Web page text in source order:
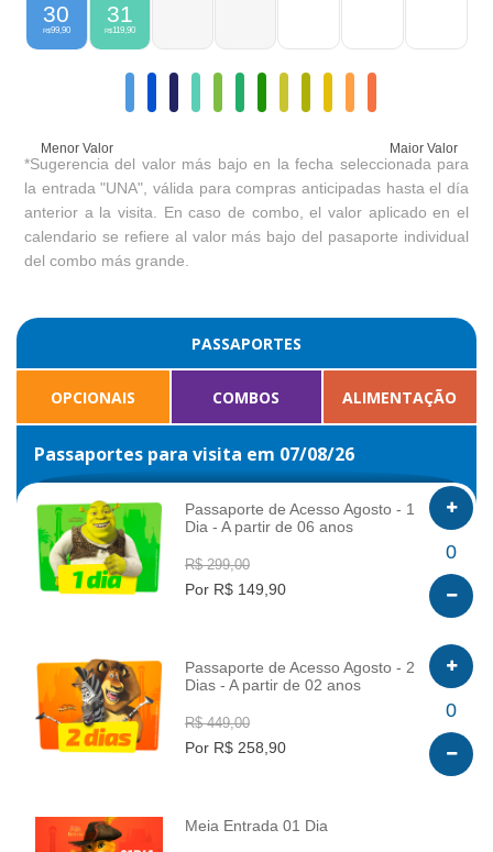
30
R$99,90
31
R$119,90
Menor Valor Maior Valor
*Sugerencia del valor más bajo en la fecha seleccionada para
la entrada "UNA", válida para compras anticipadas hasta el día
anterior a la visita. En caso de combo, el valor aplicado en el
calendario se refiere al valor más bajo del pasaporte individual
del combo más grande.
PASSAPORTES
OPCIONAIS COMBOS ALIMENTAÇÃO
Passaportes para visita em 07/08/26
INFO
Passaporte de Acesso Agosto - 1
Dia - A partir de 06 anos
R$ 299,00
Por R$ 149,90
0
INFO
Passaporte de Acesso Agosto - 2
Dias - A partir de 02 anos
R$ 449,00
Por R$ 258,90
0
Meia Entrada 01 Dia